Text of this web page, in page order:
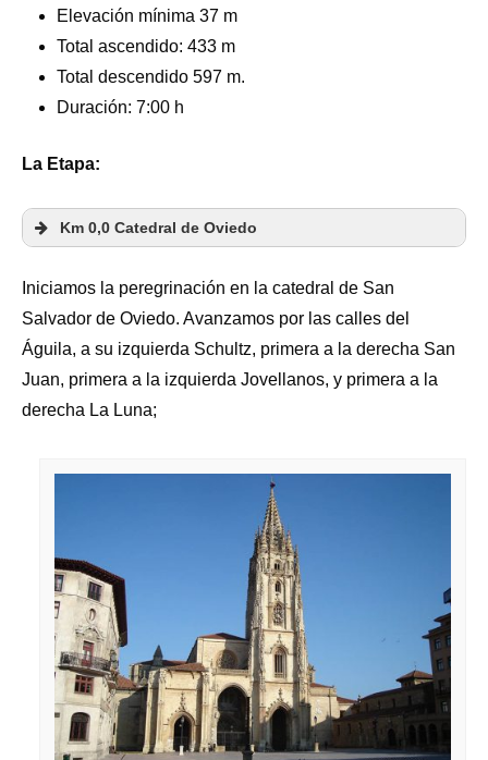
Elevación mínima 37 m
Total ascendido: 433 m
Total descendido 597 m.
Duración: 7:00 h
La Etapa:
Km 0,0 Catedral de Oviedo
Iniciamos la peregrinación en la catedral de San
Salvador de Oviedo. Avanzamos por las calles del
Águila, a su izquierda Schultz, primera a la derecha San
Juan, primera a la izquierda Jovellanos, y primera a la
derecha La Luna;